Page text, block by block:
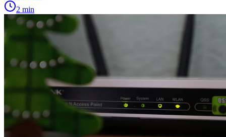
2 min